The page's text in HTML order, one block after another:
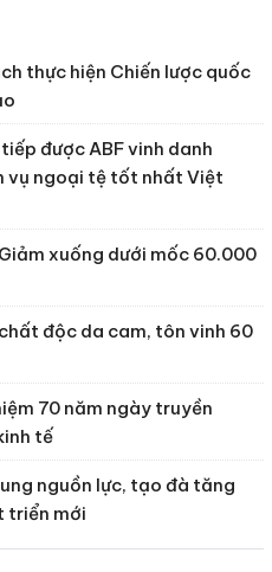
thực hiện Chiến lược quốc
được ABF vinh danh
vụ ngoại tệ tốt nhất Việt
xuống dưới mốc 60.000
độc da cam, tôn vinh 60
70 năm ngày truyền
tế
nguồn lực, tạo đà tăng
triển mới